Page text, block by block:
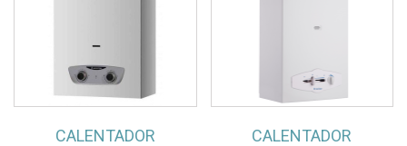
CALENTADOR
CALENTADOR